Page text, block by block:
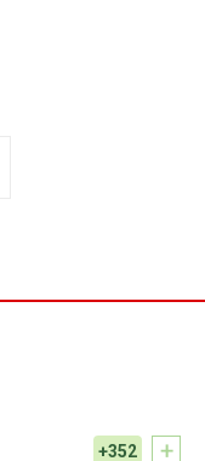
+
+352